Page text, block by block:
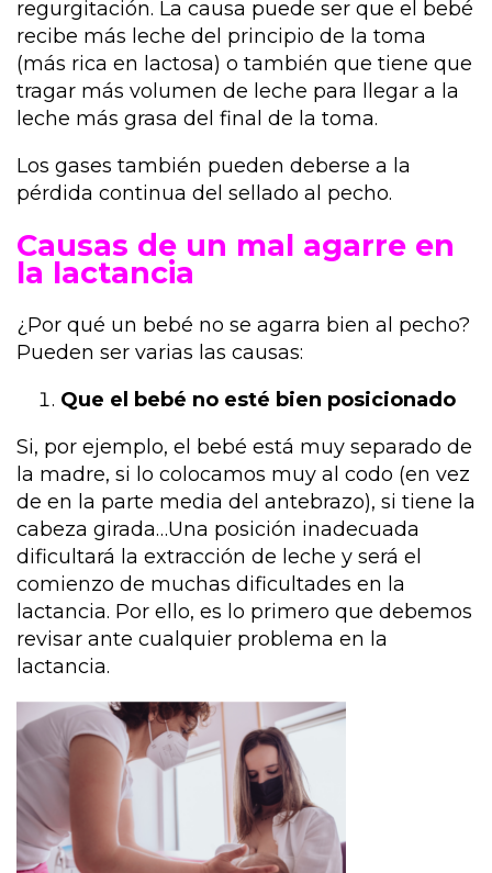
regurgitación. La causa puede ser que el bebé
recibe más leche del principio de la toma
(más rica en lactosa) o también que tiene que
tragar más volumen de leche para llegar a la
leche más grasa del final de la toma.
Los gases también pueden deberse a la
pérdida continua del sellado al pecho.
Causas de un mal agarre en
la lactancia
¿Por qué un bebé no se agarra bien al pecho?
Pueden ser varias las causas:
Que el bebé no esté bien posicionado
Si, por ejemplo, el bebé está muy separado de
la madre, si lo colocamos muy al codo (en vez
de en la parte media del antebrazo), si tiene la
cabeza girada…Una posición inadecuada
dificultará la extracción de leche y será el
comienzo de muchas dificultades en la
lactancia. Por ello, es lo primero que debemos
revisar ante cualquier problema en la
lactancia.